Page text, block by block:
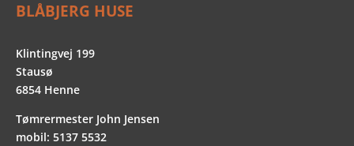
BLÅBJERG HUSE
Klintingvej 199
Stausø
6854 Henne
Tømrermester John Jensen
mobil: 5137 5532